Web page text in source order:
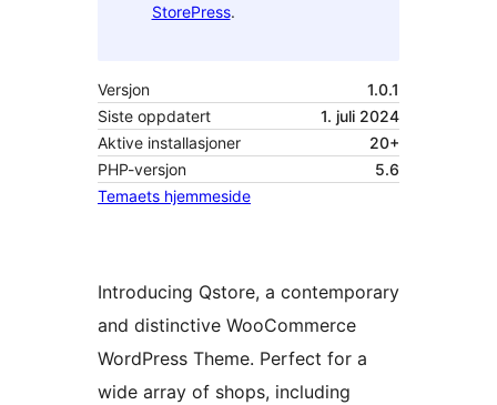
StorePress.
Versjon
1.0.1
Siste oppdatert
1. juli 2024
Aktive installasjoner
20+
PHP-versjon
5.6
Temaets hjemmeside
Introducing Qstore, a contemporary
and distinctive WooCommerce
WordPress Theme. Perfect for a
wide array of shops, including